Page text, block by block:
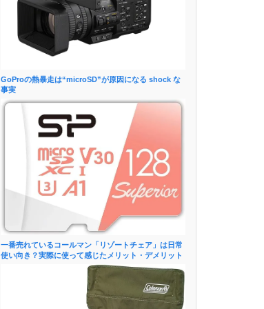
GoProの熱暴走は“microSD”が原因になる shock な
事実
一番売れているコールマン「リゾートチェア」は日常
使い向き？実際に使って感じたメリット・デメリット